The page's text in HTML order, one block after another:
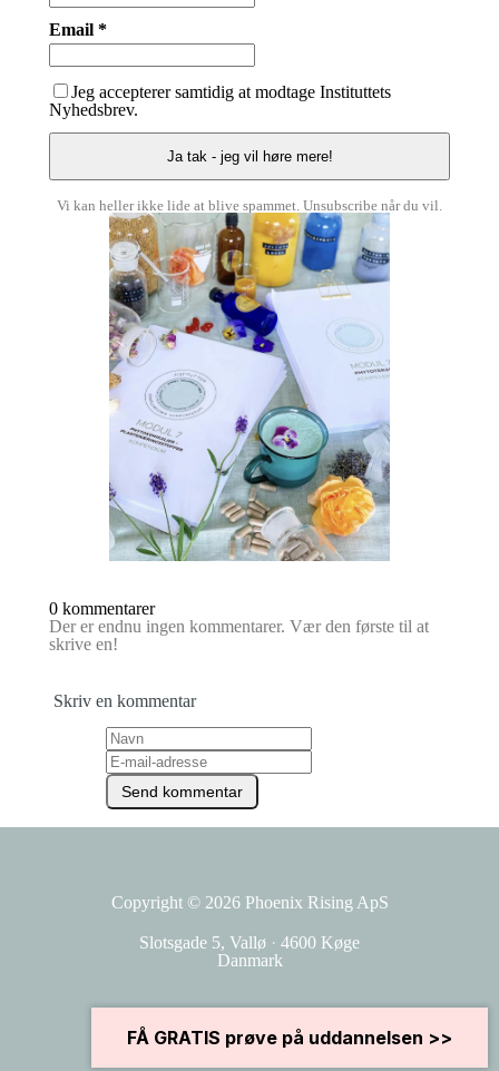
Email *
Jeg accepterer samtidig at modtage Instituttets
Nyhedsbrev.
Vi kan heller ikke lide at blive spammet. Unsubscribe når du vil.
0 kommentarer
Der er endnu ingen kommentarer. Vær den første til at
skrive en!
Skriv en kommentar
Copyright © 2026 Phoenix Rising ApS
Slotsgade 5, Vallø · 4600 Køge
Danmark
Kundeservice Handelsbetingelser
FÅ GRATIS prøve på uddannelsen >>